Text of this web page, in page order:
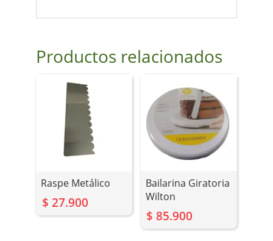
Productos relacionados
Raspe Metálico
$ 27.900
Bailarina Giratoria
Wilton
$ 85.900